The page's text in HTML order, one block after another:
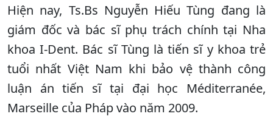
Hiện nay, Ts.Bs Nguyễn Hiếu Tùng đang là
giám đốc và bác sĩ phụ trách chính tại Nha
khoa I-Dent. Bác sĩ Tùng là tiến sĩ y khoa trẻ
tuổi nhất Việt Nam khi bảo vệ thành công
luận án tiến sĩ tại đại học Méditerranée,
Marseille của Pháp vào năm 2009.